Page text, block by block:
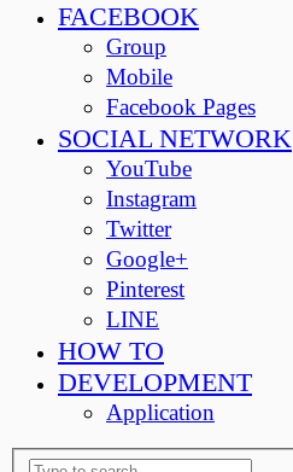
FACEBOOK
Group
Mobile
Facebook Pages
SOCIAL NETWORK
YouTube
Instagram
Twitter
Google+
Pinterest
LINE
HOW TO
DEVELOPMENT
Application